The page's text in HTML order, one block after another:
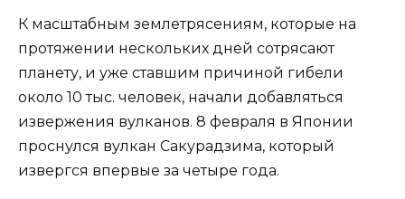
К масштабным землетрясениям, которые на
протяжении нескольких дней сотрясают
планету, и уже ставшим причиной гибели
около 10 тыс. человек, начали добавляться
извержения вулканов. 8 февраля в Японии
проснулся вулкан Сакурадзима, который
извергся впервые за четыре года.